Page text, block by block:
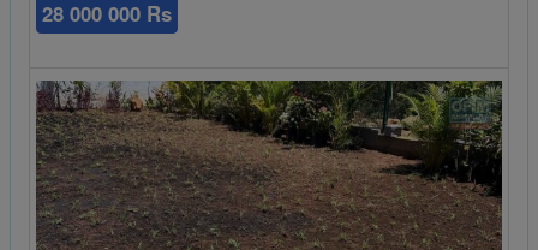
28 000 000 Rs